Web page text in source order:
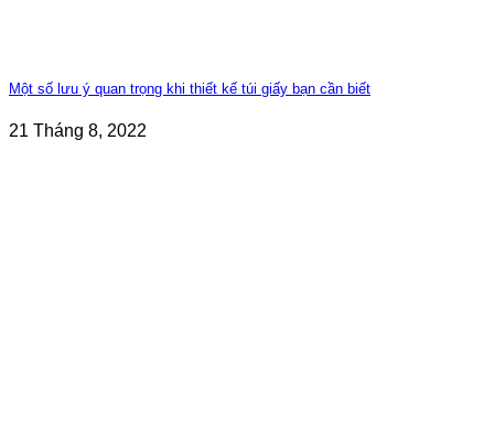
Một số lưu ý quan trọng khi thiết kế túi giấy bạn cần biết
21 Tháng 8, 2022